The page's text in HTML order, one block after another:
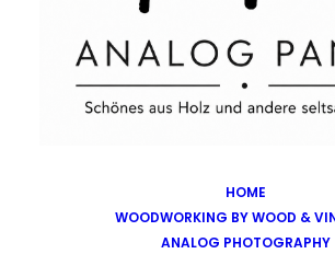
HOME
WOODWORKING BY WOOD &
ANALOG PHOTOGRAPHY